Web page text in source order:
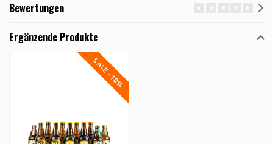
Bewertungen
Ergänzende Produkte
SALE -10%